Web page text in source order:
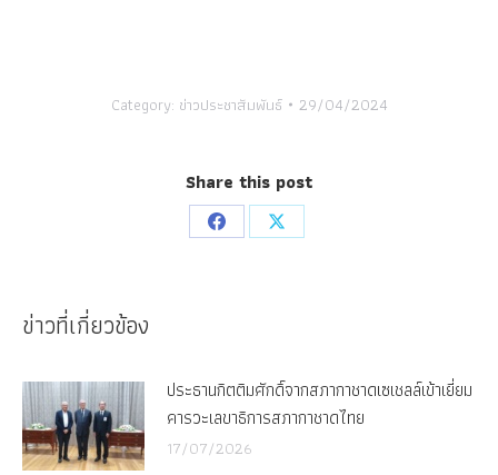
Category: ข่าวประชาสัมพันธ์ 29/04/2024
Share this post
Share
Share
ข่าวที่เกี่ยวข้อง
ประธานกิตติมศักดิ์จากสภากาชาดเซเชลล์เข้าเยี่ยม
คารวะเลขาธิการสภากาชาดไทย
17/07/2026